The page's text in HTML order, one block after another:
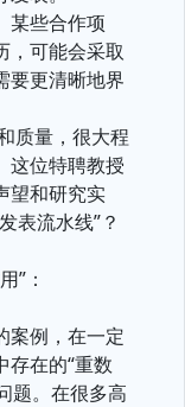
某些合作项
，可能会采取
要更清晰地界
质量，很大程
这位特聘教授
望和研究实
表流水线”？
”：
案例，在一定
存在的“重数
题。在很多高